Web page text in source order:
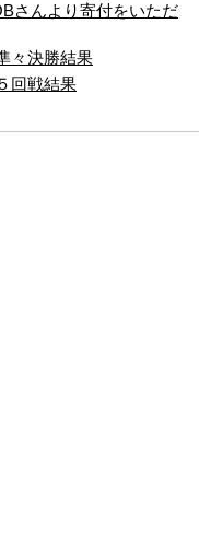
さんより寄付をいただ
々決勝結果
回戦結果